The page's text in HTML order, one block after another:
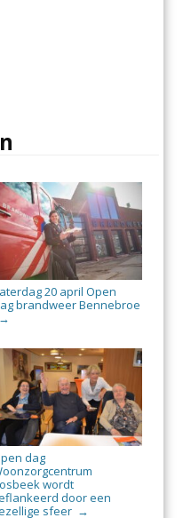
20 april Open
brandweer Bennebroe
→
dag
wordt
door een
sfeer →